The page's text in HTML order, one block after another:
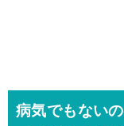
病気でもない